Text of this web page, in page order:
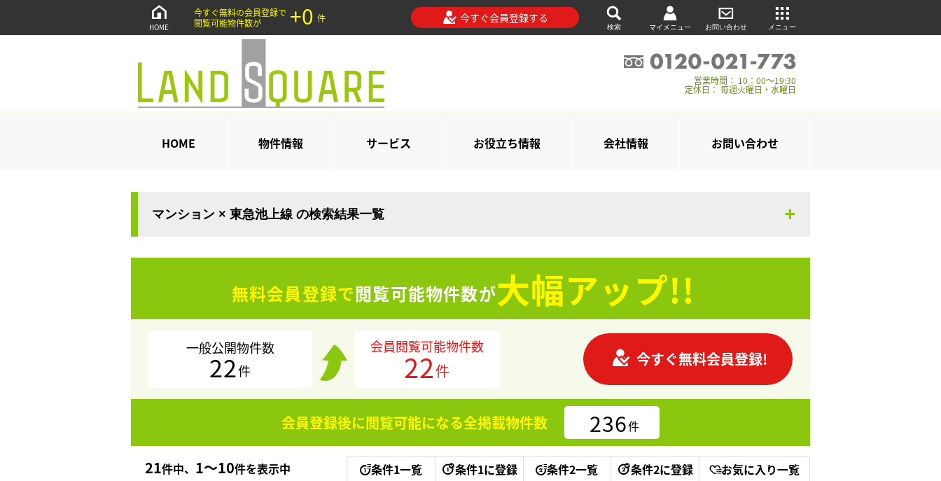
HOME
今すぐ無料の会員登録で
閲覧可能物件数が
+0 件 今すぐ会員登録する
検索 マイメニュー お問い合わせ メニュー
営業時間： 10：00～19:30
定休日： 毎週火曜日・水曜日
HOME 物件情報 サービス お役立ち情報 会社情報 お問い合わせ
マンション × 東急池上線 の検索結果一覧
無料会員登録で閲覧可能物件数が大幅アップ!!
一般公開物件数
22件
会員閲覧可能物件数
22件
今すぐ無料会員登録!
会員登録後に閲覧可能になる全掲載物件数 236件
21件中、 1〜10件を表示中 条件1一覧 条件1に登録 条件2一覧 条件2に登録 お気に入り一覧